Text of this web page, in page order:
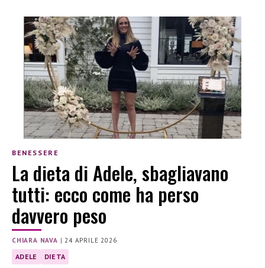
BENESSERE
La dieta di Adele, sbagliavano
tutti: ecco come ha perso
davvero peso
CHIARA NAVA |24 APRILE 2026
ADELE DIETA